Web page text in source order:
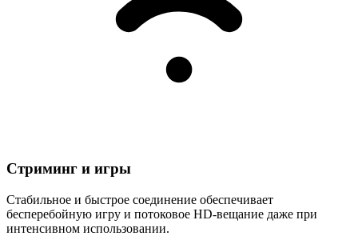
Стриминг и игры
Стабильное и быстрое соединение обеспечивает
бесперебойную игру и потоковое HD-вещание даже при
интенсивном использовании.